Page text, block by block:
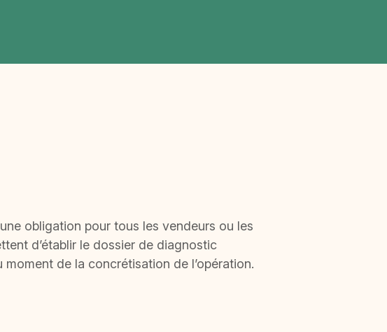
obligation pour tous les vendeurs ou les
d’établir le dossier de diagnostic
de la concrétisation de l’opération.